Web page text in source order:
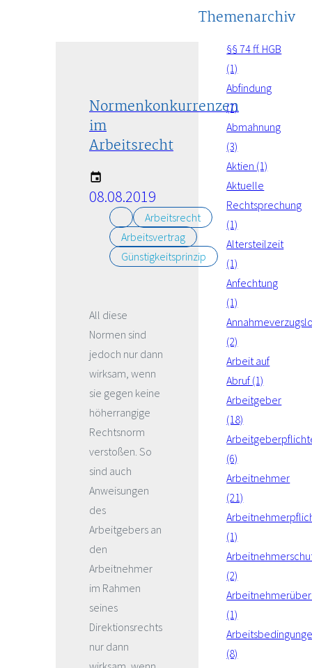
Normenkonkurrenzen
im
Arbeitsrecht
08.08.2019
Arbeitsrecht
Arbeitsvertrag
Günstigkeitsprinzip
All diese
Normen sind
jedoch nur dann
wirksam, wenn
sie gegen keine
höherrangige
Rechtsnorm
verstoßen. So
sind auch
Anweisungen
des
Arbeitgebers an
den
Arbeitnehmer
im Rahmen
seines
Direktionsrechts
nur dann
Themenarchiv
§§ 74 ff. HGB
(1)
Abfindung
(7)
Abmahnung
(3)
Aktien (1)
Aktuelle
Rechtsprechung
(1)
Altersteilzeit
(1)
Anfechtung
(1)
(2)
Arbeit auf
Abruf (1)
Arbeitgeber
(18)
(6)
Arbeitnehmer
(21)
(1)
(2)
(1)
(8)